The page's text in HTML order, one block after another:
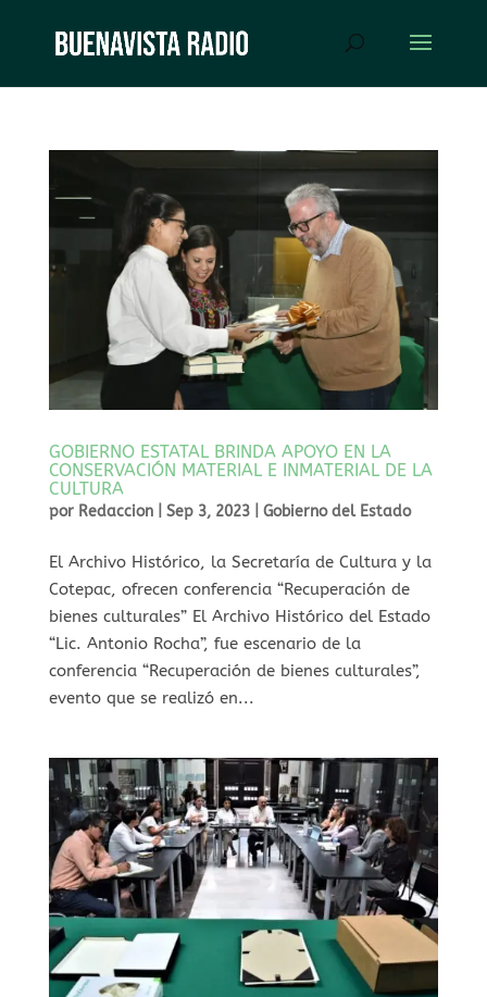
GOBIERNO ESTATAL BRINDA APOYO EN LA
CONSERVACIÓN MATERIAL E INMATERIAL DE LA
CULTURA
por Redaccion| Sep 3, 2023| Gobierno del Estado
El Archivo Histórico, la Secretaría de Cultura y la
Cotepac, ofrecen conferencia “Recuperación de
bienes culturales” El Archivo Histórico del Estado
“Lic. Antonio Rocha”, fue escenario de la
conferencia “Recuperación de bienes culturales”,
evento que se realizó en...